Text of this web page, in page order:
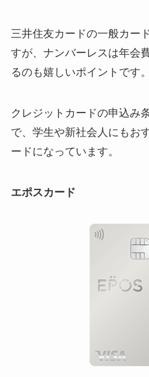
三井住友カードの一般カー
すが、ナンバーレスは年会
るのも嬉しいポイントです。
クレジットカードの申込み
で、学生や新社会人にもお
ードになっています。
エポスカード